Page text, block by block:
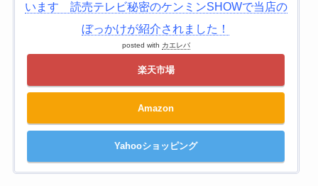
います 読売テレビ秘密のケンミンSHOWで当店の
ぼっかけが紹介されました！
posted with カエレバ
楽天市場
Amazon
Yahooショッピング